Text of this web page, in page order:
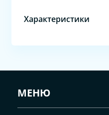
Характеристики
МЕНЮ